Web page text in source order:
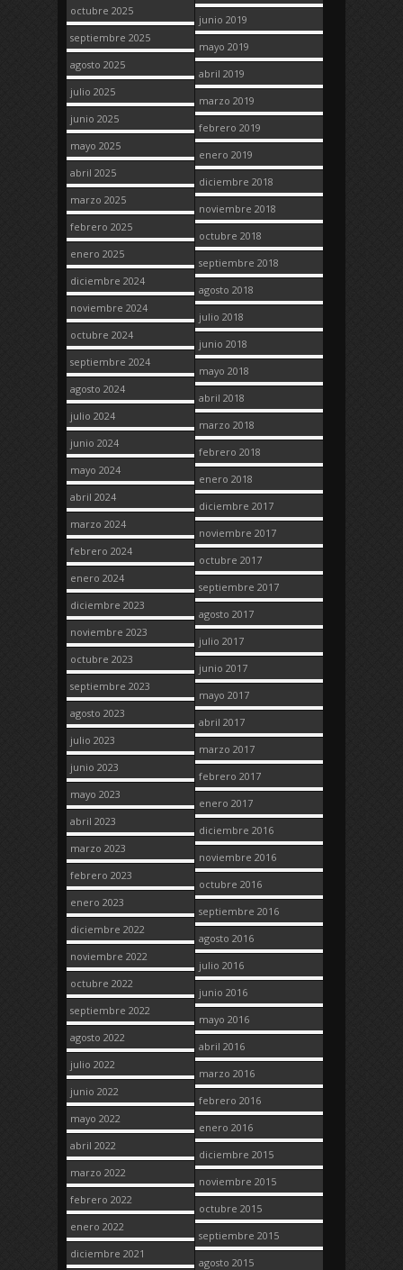
octubre 2025
septiembre 2025
agosto 2025
julio 2025
junio 2025
mayo 2025
abril 2025
marzo 2025
febrero 2025
enero 2025
diciembre 2024
noviembre 2024
octubre 2024
septiembre 2024
agosto 2024
julio 2024
junio 2024
mayo 2024
abril 2024
marzo 2024
febrero 2024
enero 2024
diciembre 2023
noviembre 2023
octubre 2023
septiembre 2023
agosto 2023
julio 2023
junio 2023
mayo 2023
abril 2023
marzo 2023
febrero 2023
enero 2023
diciembre 2022
noviembre 2022
octubre 2022
septiembre 2022
agosto 2022
julio 2022
junio 2022
mayo 2022
abril 2022
marzo 2022
febrero 2022
enero 2022
diciembre 2021
junio 2019
mayo 2019
abril 2019
marzo 2019
febrero 2019
enero 2019
diciembre 2018
noviembre 2018
octubre 2018
septiembre 2018
agosto 2018
julio 2018
junio 2018
mayo 2018
abril 2018
marzo 2018
febrero 2018
enero 2018
diciembre 2017
noviembre 2017
octubre 2017
septiembre 2017
agosto 2017
julio 2017
junio 2017
mayo 2017
abril 2017
marzo 2017
febrero 2017
enero 2017
diciembre 2016
noviembre 2016
octubre 2016
septiembre 2016
agosto 2016
julio 2016
junio 2016
mayo 2016
abril 2016
marzo 2016
febrero 2016
enero 2016
diciembre 2015
noviembre 2015
octubre 2015
septiembre 2015
agosto 2015